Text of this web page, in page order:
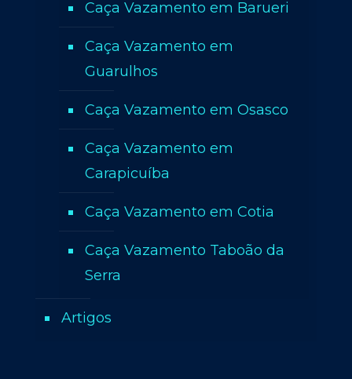
Caça Vazamento em Barueri
Caça Vazamento em
Guarulhos
Caça Vazamento em Osasco
Caça Vazamento em
Carapicuíba
Caça Vazamento em Cotia
Caça Vazamento Taboão da
Serra
Artigos